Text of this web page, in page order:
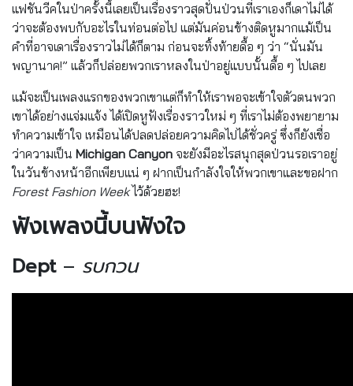
แฟชันวีคในป่าครั้งนี้เลยเป็นเรื่องราวสุดปั่นป่วนที่เราเองก็เดาไม่ได้
ว่าจะต้องพบกับอะไรในท่อนต่อไป แต่มันค่อนข้างติดหูมากแม้เป็น
คำที่อาจเดาเรื่องราวไม่ได้ก็ตาม ก่อนจะทิ้งท้ายดื้อ ๆ ว่า “นั่นมัน
พญานาค!” แล้วก็ปล่อยพวกเราหลงในป่าอยู่แบบนั้นดื้อ ๆ ไปเลย
แม้จะเป็นเพลงแรกของพวกเขาแต่ก็ทำให้เราพอจะเข้าใจตัวตนพวก
เขาได้อย่างแจ่มแจ้ง ได้เปิดหูฟังเรื่องราวใหม่ ๆ ที่เราไม่ต้องพยายาม
ทำความเข้าใจ เหมือนได้ปลดปล่อยความคิดไปได้ชั่วครู่ ซึ่งก็ยังเชื่อ
ว่าความเป็น Michigan Canyon จะยังมีอะไรสนุกสุดป่วนรอเราอยู่
ในวันข้างหน้าอีกเพียบแน่ ๆ ฝากเป็นกำลังใจให้พวกเขาและขอฝาก
Forest Fashion Weekไว้ด้วยฮะ!
ฟังเพลงนี้บนฟังใจ
Dept– รบกวน